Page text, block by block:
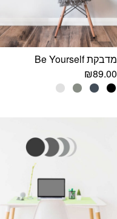
מדבקת Be Yourself
₪89.00